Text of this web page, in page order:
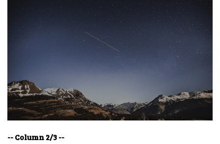
-- Column 2/3 --